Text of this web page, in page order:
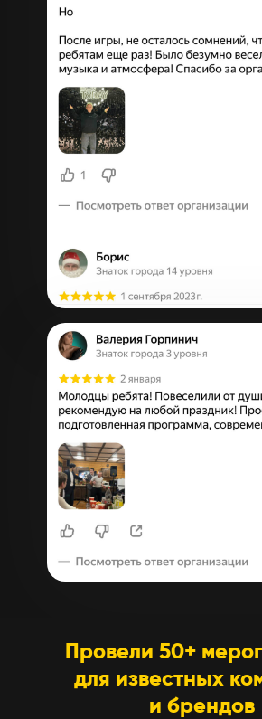
Провели 50+
для известных
и брендов